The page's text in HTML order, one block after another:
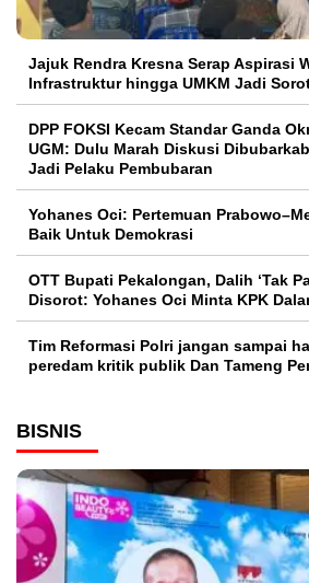
Jajuk Rendra Kresna Serap Aspirasi
Infrastruktur hingga UMKM Jadi
DPP FOKSI Kecam Standar Ganda
UGM: Dulu Marah Diskusi
Jadi Pelaku Pembubaran
Yohanes Oci: Pertemuan
Baik Untuk Demokrasi
OTT Bupati Pekalongan, Dalih ‘Tak
Disorot: Yohanes Oci Minta KPK
Tim Reformasi Polri jangan sampai
peredam kritik publik Dan Tameng
BISNIS